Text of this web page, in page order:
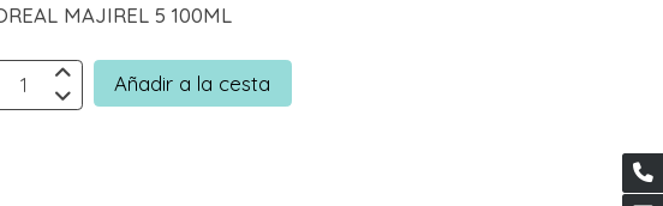
MAJIREL 5 100ML
Añadir a la cesta